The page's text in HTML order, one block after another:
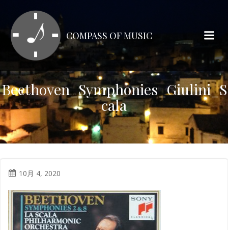
テ
ン
ツ
ス
キ
ッ
プ
COMPASS OF MUSIC
Beethoven_Symphonies_Giulini_S
cala
10月 4, 2020